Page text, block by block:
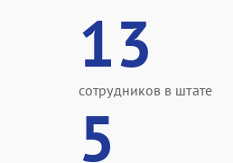
13
сотрудников в штате
5